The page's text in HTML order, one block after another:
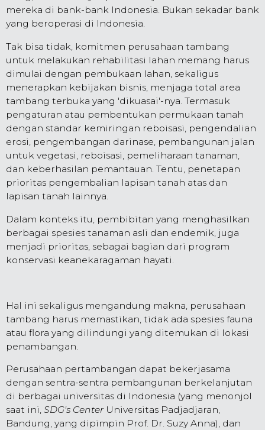
mereka di bank-bank Indonesia. Bukan sekadar bank
yang beroperasi di Indonesia.
Tak bisa tidak, komitmen perusahaan tambang
untuk melakukan rehabilitasi lahan memang harus
dimulai dengan pembukaan lahan, sekaligus
menerapkan kebijakan bisnis, menjaga total area
tambang terbuka yang 'dikuasai'-nya. Termasuk
pengaturan atau pembentukan permukaan tanah
dengan standar kemiringan reboisasi, pengendalian
erosi, pengembangan darinase, pembangunan jalan
untuk vegetasi, reboisasi, pemeliharaan tanaman,
dan keberhasilan pemantauan. Tentu, penetapan
prioritas pengembalian lapisan tanah atas dan
lapisan tanah lainnya.
Dalam konteks itu, pembibitan yang menghasilkan
berbagai spesies tanaman asli dan endemik, juga
menjadi prioritas, sebagai bagian dari program
konservasi keanekaragaman hayati.
Hal ini sekaligus mengandung makna, perusahaan
tambang harus memastikan, tidak ada spesies fauna
atau flora yang dilindungi yang ditemukan di lokasi
penambangan.
Perusahaan pertambangan dapat bekerjasama
dengan sentra-sentra pembangunan berkelanjutan
di berbagai universitas di Indonesia (yang menonjol
saat ini, SDG's CenterUniversitas Padjadjaran,
Bandung, yang dipimpin Prof. Dr. Suzy Anna), dan